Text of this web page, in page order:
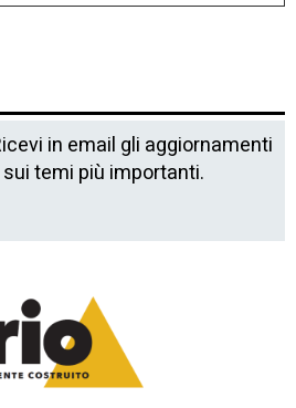
in email gli aggiornamenti
temi più importanti.